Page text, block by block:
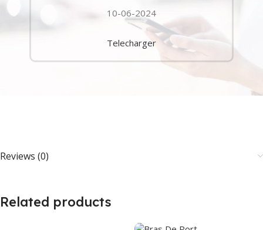
10-06-2024
Telecharger
Reviews (0)
Related products